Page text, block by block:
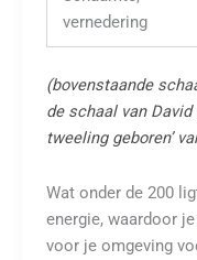
vernedering
(bovenstaande
de schaal van David
tweeling geboren’
Wat onder de 200
energie, waardoor
voor je omgeving